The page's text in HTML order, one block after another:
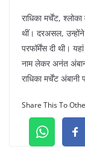
राधिका मर्चेंट,
थीं। दरअसल,
परफॉर्मेंस दी थी।
नाम लेकर अनंत
राधिका मर्चेंट
Share This To